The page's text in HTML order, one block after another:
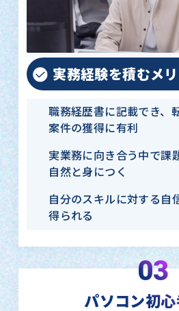
実務経験を積むメ
職務経歴書に記載でき、
案件の獲得に有利
実業務に向き合う中で課
自然と身につく
自分のスキルに対する自
得られる
03
パソコン初心